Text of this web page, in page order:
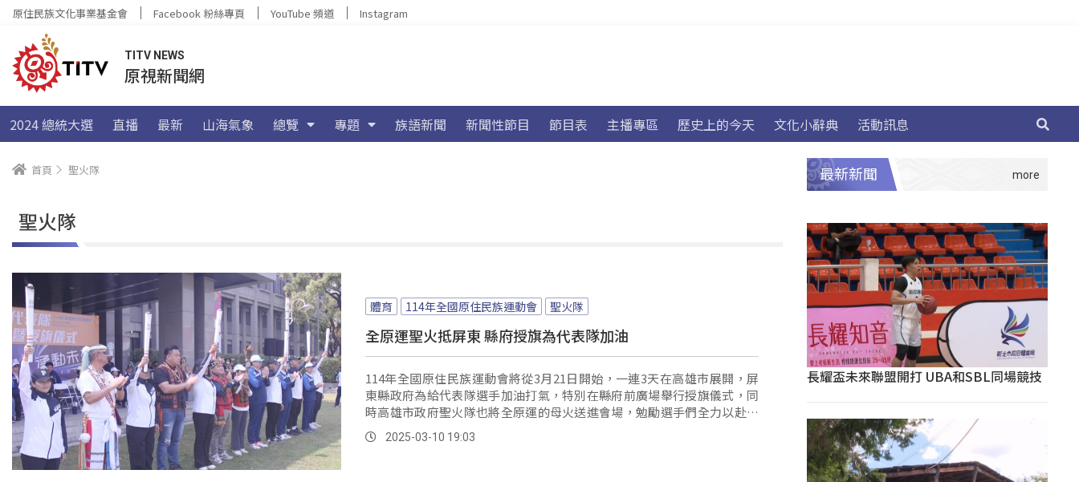
原住民族文化事業基金會 Facebook 粉絲專頁 YouTube 頻道 Instagram
TITV NEWS
原視新聞網
2024 總統大選 直播 最新 山海氣象 總覽 專題 族語新聞 新聞性節目 節目表 主播專區 歷史上的今天 文化小辭典 活動訊息
首頁 聖火隊
聖火隊
體育 114年全國原住民族運動會 聖火隊
全原運聖火抵屏東 縣府授旗為代表隊加油
114年全國原住民族運動會將從3月21日開始，一連3天在高雄市展開，屏
東縣政府為給代表隊選手加油打氣，特別在縣府前廣場舉行授旗儀式，同
時高雄市政府聖火隊也將全原運的母火送進會場，勉勵選手們全力以赴，
爭取最高榮譽。
2025-03-10 19:03
最新新聞
長耀盃未來聯盟開打 UBA和SBL同場競技